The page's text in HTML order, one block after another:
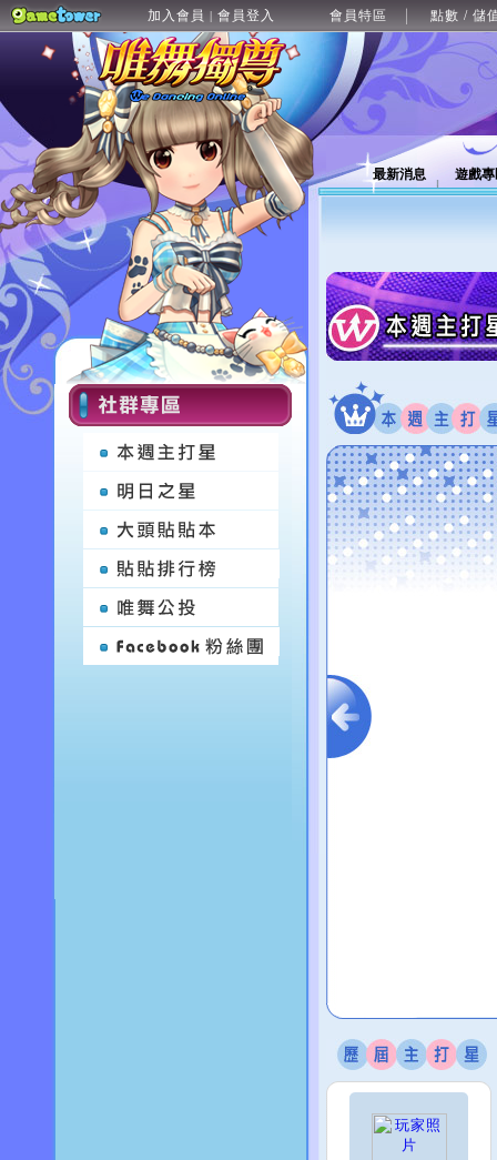
加入會員 | 會員登入 會員特區 點數 / 儲
最新消息 遊戲